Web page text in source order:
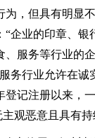
，但具有明显
企业的印章、
服务等行业的
务行业允许在
记注册以来，
观恶意且具有